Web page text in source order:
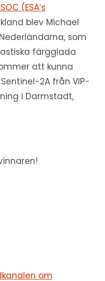
(ESA’s
blev Michael
som
färgglada
att kunna
2A från VIP-
i Darmstadt,
om